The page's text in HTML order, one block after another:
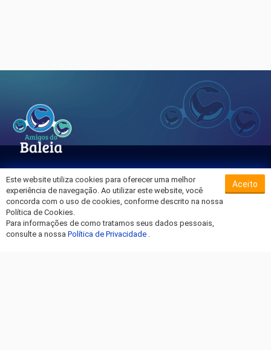
Sobre o Hospital da Baleia
Termos de Uso
Política de Privacidade
Entre em Contato
Este website utiliza cookies para oferecer uma melhor
experiência de navegação. Ao utilizar este website, você
concorda com o uso de cookies, conforme descrito na nossa
Política de Cookies.
Para informações de como tratamos seus dados pessoais,
consulte a nossa Política de Privacidade .
Aceito